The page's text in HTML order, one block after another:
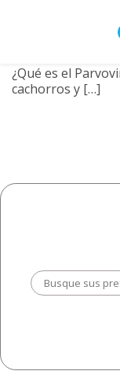
Archivo
¿Qué es el
cachorros y […]